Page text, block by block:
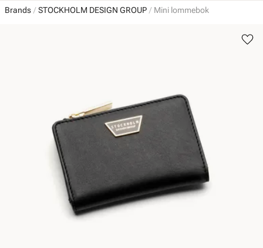
Brands STOCKHOLM DESIGN GROUP Mini lommebok